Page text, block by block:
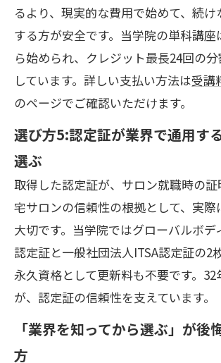
るより、現実的な費用で始めて、続
する方が安全です。当学院の単科講座
ら始められ、クレジット最長24回の
しています。詳しい支払い方法は受講
のページでご確認いただけます。
選び方5:認定証が業界で通用す
選ぶ
取得した認定証が、サロン就職時の証
宅サロンの信頼性の根拠として、実
大切です。当学院ではグローバルボデ
認定証と一般社団法人ITSA認定証の2
永久資格として更新料も不要です。
が、認定証の信頼性を支えています。
「業界を知ってから選ぶ」が後
方